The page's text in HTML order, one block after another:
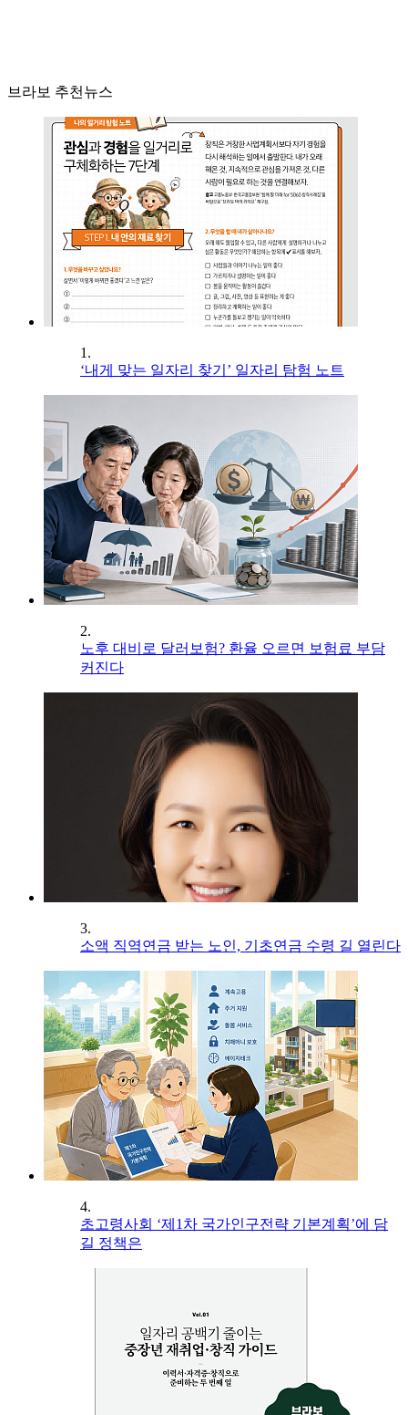
브라보 추천뉴스
1.
‘내게 맞는 일자리 찾기’ 일자리 탐험 노트
2.
노후 대비로 달러보험? 환율 오르면 보험료 부담
커진다
3.
소액 직역연금 받는 노인, 기초연금 수령 길 열린다
4.
초고령사회 ‘제1차 국가인구전략 기본계획’에 담
길 정책은